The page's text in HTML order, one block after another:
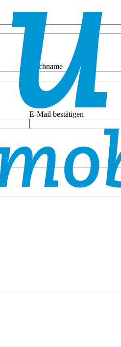
Nachname
E-Mail bestätigen